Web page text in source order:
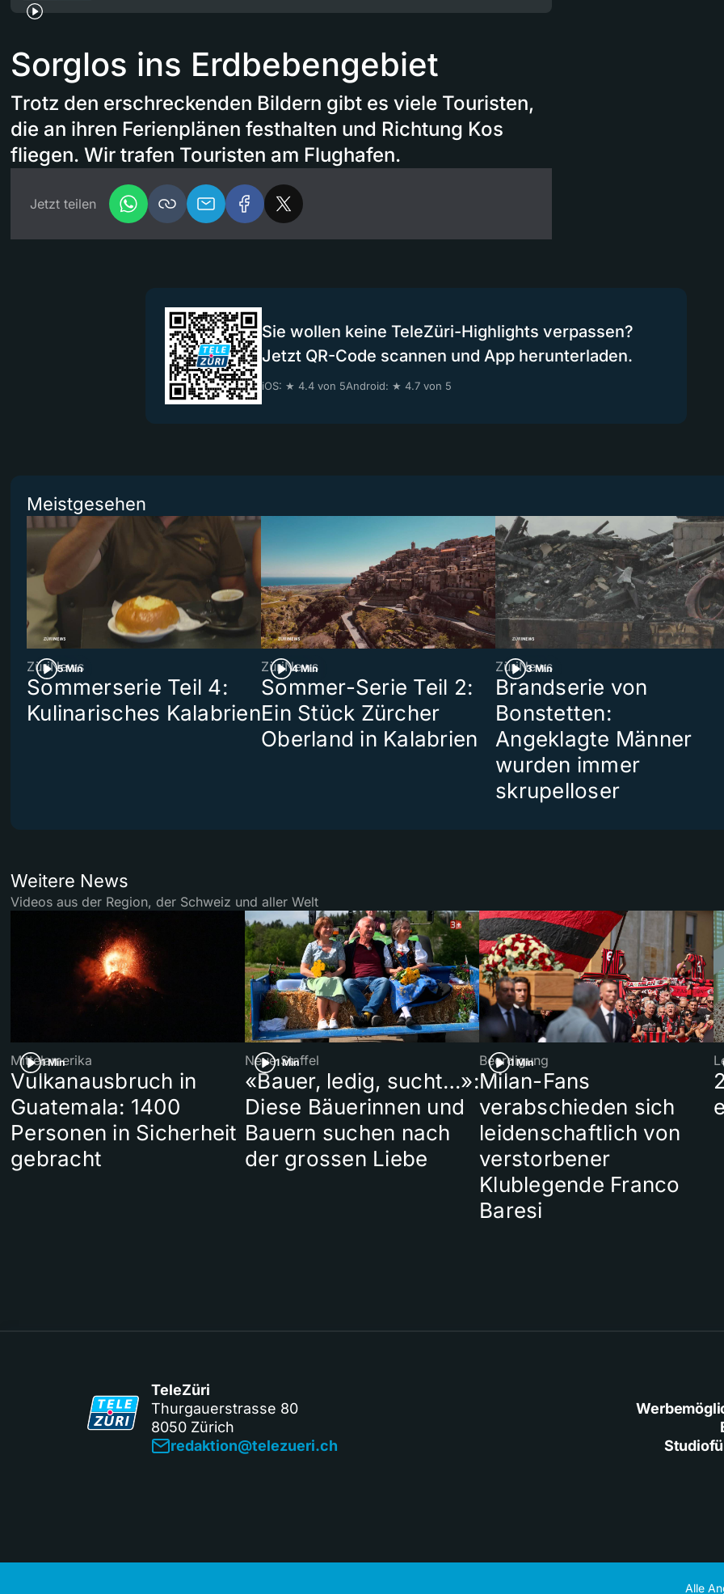
Sorglos ins Erdbebengebiet
Trotz den erschreckenden Bildern gibt es viele Touristen,
die an ihren Ferienplänen festhalten und Richtung Kos
fliegen. Wir trafen Touristen am Flughafen.
Jetzt teilen
Sie wollen keine TeleZüri-Highlights verpassen?
Jetzt QR-Code scannen und App herunterladen.
iOS: ★ 4.4 von 5Android: ★ 4.7 von 5
Meistgesehen
5 Min
ZüriNews
Sommerserie Teil 4:
Kulinarisches Kalabrien
4 Min
ZüriNews
Sommer-Serie Teil 2:
Ein Stück Zürcher
Oberland in Kalabrien
3 Min
ZüriNews
Brandserie von
Bonstetten:
Angeklagte Männer
wurden immer
skrupelloser
Weitere News
Videos aus der Region, der Schweiz und aller Welt
1 Min
Mittelamerika
Vulkanausbruch in
Guatemala: 1400
Personen in Sicherheit
gebracht
1 Min
Neue Staffel
«Bauer, ledig, sucht…»:
Diese Bäuerinnen und
Bauern suchen nach
der grossen Liebe
1 Min
Beerdigung
Milan-Fans
verabschieden sich
leidenschaftlich von
verstorbener
Klublegende Franco
Baresi
TeleZüri
Thurgauerstrasse 80
8050 Zürich
redaktion@telezueri.ch
Alle